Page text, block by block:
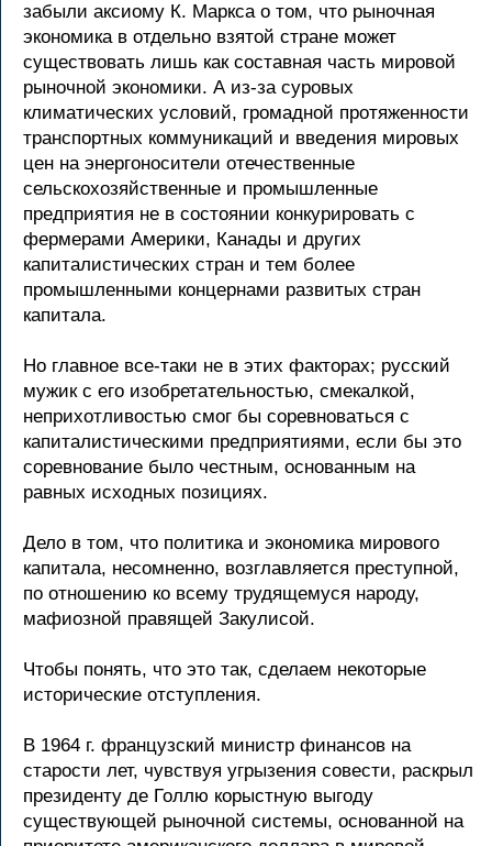
забыли аксиому К. Маркса о том, что рыночная
экономика в отдельно взятой стране может
существовать лишь как составная часть мировой
рыночной экономики. А из-за суровых
климатических условий, громадной протяженности
транспортных коммуникаций и введения мировых
цен на энергоносители отечественные
сельскохозяйственные и промышленные
предприятия не в состоянии конкурировать с
фермерами Америки, Канады и других
капиталистических стран и тем более
промышленными концернами развитых стран
капитала.
Но главное все-таки не в этих факторах; русский
мужик с его изобретательностью, смекалкой,
неприхотливостью смог бы соревноваться с
капиталистическими предприятиями, если бы это
соревнование было честным, основанным на
равных исходных позициях.
Дело в том, что политика и экономика мирового
капитала, несомненно, возглавляется преступной,
по отношению ко всему трудящемуся народу,
мафиозной правящей Закулисой.
Чтобы понять, что это так, сделаем некоторые
исторические отступления.
В 1964 г. французский министр финансов на
старости лет, чувствуя угрызения совести, раскрыл
президенту де Голлю корыстную выгоду
существующей рыночной системы, основанной на